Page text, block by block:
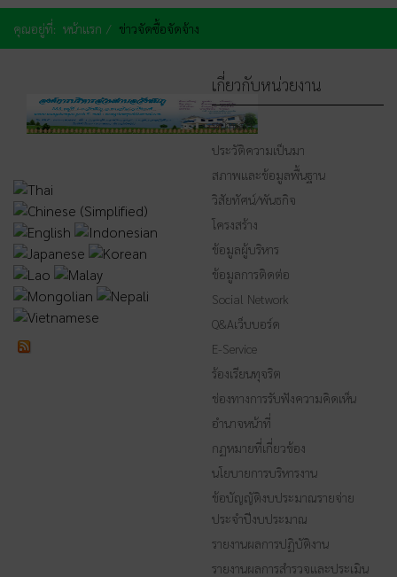
คุณอยู่ที่: หน้าแรก ข่าวจัดซื้อจัดจ้าง
เกี่ยวกับหน่วยงาน
หน้าหลัก
ประวัติความเป็นมา
สภาพและข้อมูลพื้นฐาน
วิสัยทัศน์/พันธกิจ
โครงสร้าง
ข้อมูลผู้บริหาร
ข้อมูลการติดต่อ
Social Network
Q&Aเว็บบอร์ด
E-Service
ร้องเรียนทุจริต
ช่องทางการรับฟังความคิดเห็น
อำนาจหน้าที่
กฏหมายที่เกี่ยวข้อง
นโยบายการบริหารงาน
ข้อบัญญัติงบประมาณรายจ่าย
ประจำปีงบประมาณ
รายงานผลการปฏิบัติงาน
รายงานผลการสำรวจและประเมิน